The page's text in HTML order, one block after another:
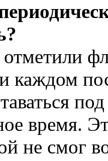
каждом
время.
не смог